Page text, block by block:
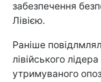
забезпечення
Лівією.
Раніше
лівійського
утримуваного